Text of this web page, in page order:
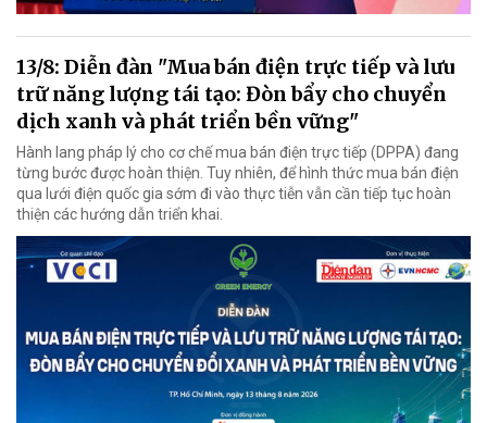
13/8: Diễn đàn "Mua bán điện trực tiếp và lưu
trữ năng lượng tái tạo: Đòn bẩy cho chuyển
dịch xanh và phát triển bền vững"
Hành lang pháp lý cho cơ chế mua bán điện trực tiếp (DPPA) đang
từng bước được hoàn thiện. Tuy nhiên, để hình thức mua bán điện
qua lưới điện quốc gia sớm đi vào thực tiễn vẫn cần tiếp tục hoàn
thiện các hướng dẫn triển khai.